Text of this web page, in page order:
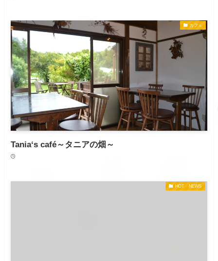
カフェ
Tania‘s café～タニアの畑～
HOT NEWS